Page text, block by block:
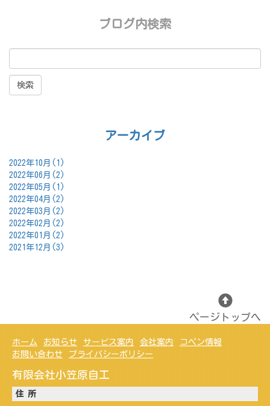
ブログ内検索
アーカイブ
2022年10月(1)
2022年06月(2)
2022年05月(1)
2022年04月(2)
2022年03月(2)
2022年02月(2)
2022年01月(2)
2021年12月(3)
ページトップへ
ホーム お知らせ サービス案内 会社案内
コペン情報
お問い合わせ
プライバシーポリシー
有限会社小笠原自工
住 所